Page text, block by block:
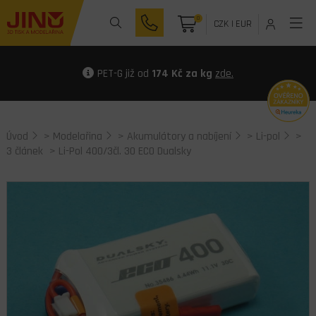
0 CZK| EUR
PET-G již od 174 Kč za kg zde.
Úvod > Modelařina > Akumulátory a nabíjení > Li-pol
>
3 článek > Li-Pol 400/3čl. 30 ECO Dualsky